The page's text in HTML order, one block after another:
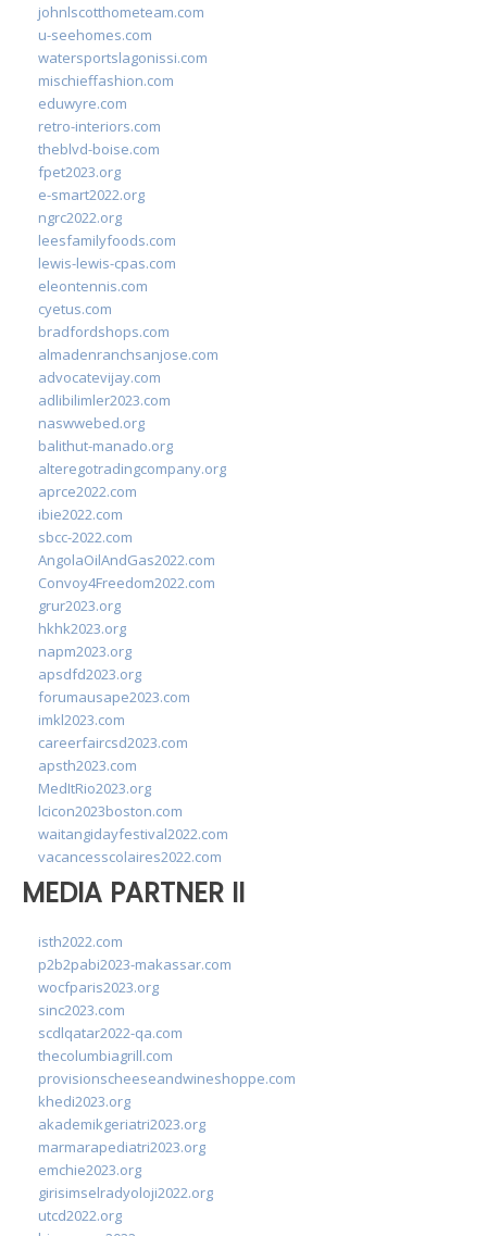
johnlscotthometeam.com
u-seehomes.com
watersportslagonissi.com
mischieffashion.com
eduwyre.com
retro-interiors.com
theblvd-boise.com
fpet2023.org
e-smart2022.org
ngrc2022.org
leesfamilyfoods.com
lewis-lewis-cpas.com
eleontennis.com
cyetus.com
bradfordshops.com
almadenranchsanjose.com
advocatevijay.com
adlibilimler2023.com
naswwebed.org
balithut-manado.org
alteregotradingcompany.org
aprce2022.com
ibie2022.com
sbcc-2022.com
AngolaOilAndGas2022.com
Convoy4Freedom2022.com
grur2023.org
hkhk2023.org
napm2023.org
apsdfd2023.org
forumausape2023.com
imkl2023.com
careerfaircsd2023.com
apsth2023.com
MedItRio2023.org
lcicon2023boston.com
waitangidayfestival2022.com
vacancesscolaires2022.com
MEDIA PARTNER II
isth2022.com
p2b2pabi2023-makassar.com
wocfparis2023.org
sinc2023.com
scdlqatar2022-qa.com
thecolumbiagrill.com
provisionscheeseandwineshoppe.com
khedi2023.org
akademikgeriatri2023.org
marmarapediatri2023.org
emchie2023.org
girisimselradyoloji2022.org
utcd2022.org